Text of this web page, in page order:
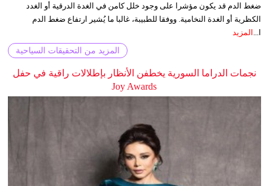
ضغط الدم قد يكون مؤشرا على وجود خلل كامن في الغدة الدرقية أو الغدد
الكظرية أو الغدة النخامية. ووفقا للطبيبة، غالبا ما يُشير ارتفاع ضغط الدم
ا... المزيد
المزيد من التحقيقات السياحية
نجمات الدراما السورية يخطفن الأنظار بإطلالات راقية في حفل
Joy Awards